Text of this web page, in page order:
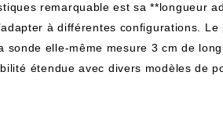
remarquable est sa **longueur
à‌ différentes configurations.
sonde elle-même mesure 3 cm de
étendue avec​ divers modèles de